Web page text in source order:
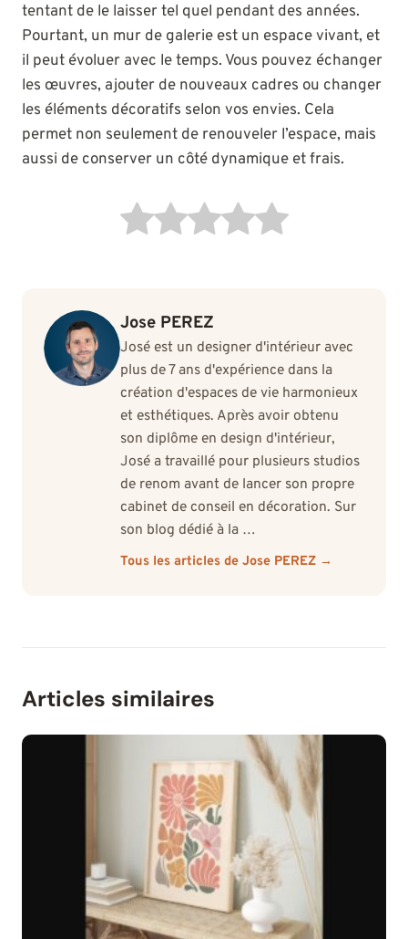
tentant de le laisser tel quel pendant des années.
Pourtant, un mur de galerie est un espace vivant, et
il peut évoluer avec le temps. Vous pouvez échanger
les œuvres, ajouter de nouveaux cadres ou changer
les éléments décoratifs selon vos envies. Cela
permet non seulement de renouveler l’espace, mais
aussi de conserver un côté dynamique et frais.
Jose PEREZ
José est un designer d'intérieur avec
plus de 7 ans d'expérience dans la
création d'espaces de vie harmonieux
et esthétiques. Après avoir obtenu
son diplôme en design d'intérieur,
José a travaillé pour plusieurs studios
de renom avant de lancer son propre
cabinet de conseil en décoration. Sur
son blog dédié à la …
Tous les articles de Jose PEREZ →
Articles similaires